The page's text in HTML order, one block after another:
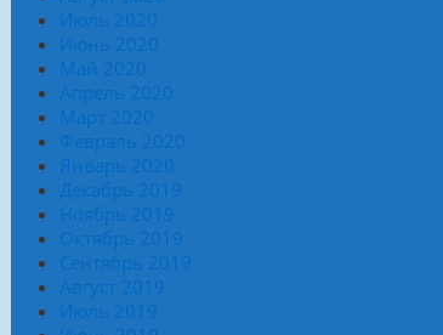
Июль 2020
Июнь 2020
Май 2020
Апрель 2020
Март 2020
Февраль 2020
Январь 2020
Декабрь 2019
Ноябрь 2019
Октябрь 2019
Сентябрь 2019
Август 2019
Июль 2019